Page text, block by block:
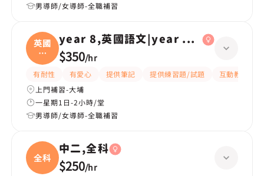
男導師/女導師-全職補習
英國
語
文|
year 8,英國語文|year 6,英國語文
$350/hr
有耐性 有愛心 提供筆記 提供練習題/試題 互動教學
上門補習-大埔
一星期1日-2小時/堂
男導師/女導師-全職補習
全科
中二,全科
$250/hr